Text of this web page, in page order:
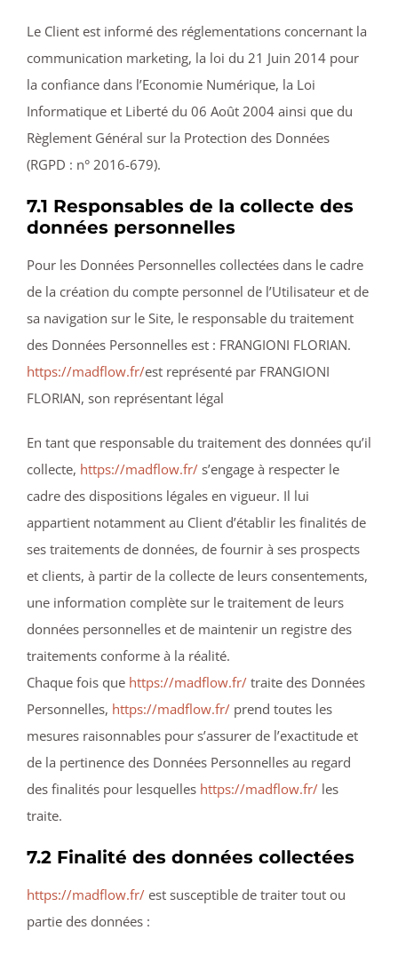
Le Client est informé des réglementations concernant la
communication marketing, la loi du 21 Juin 2014 pour
la confiance dans l’Economie Numérique, la Loi
Informatique et Liberté du 06 Août 2004 ainsi que du
Règlement Général sur la Protection des Données
(RGPD : n° 2016-679).
7.1 Responsables de la collecte des
données personnelles
Pour les Données Personnelles collectées dans le cadre
de la création du compte personnel de l’Utilisateur et de
sa navigation sur le Site, le responsable du traitement
des Données Personnelles est : FRANGIONI FLORIAN.
https://madflow.fr/est représenté par FRANGIONI
FLORIAN, son représentant légal
En tant que responsable du traitement des données qu’il
collecte, https://madflow.fr/s’engage à respecter le
cadre des dispositions légales en vigueur. Il lui
appartient notamment au Client d’établir les finalités de
ses traitements de données, de fournir à ses prospects
et clients, à partir de la collecte de leurs consentements,
une information complète sur le traitement de leurs
données personnelles et de maintenir un registre des
traitements conforme à la réalité.
Chaque fois que https://madflow.fr/traite des Données
Personnelles, https://madflow.fr/prend toutes les
mesures raisonnables pour s’assurer de l’exactitude et
de la pertinence des Données Personnelles au regard
des finalités pour lesquelles https://madflow.fr/les
traite.
7.2 Finalité des données collectées
https://madflow.fr/est susceptible de traiter tout ou
partie des données :